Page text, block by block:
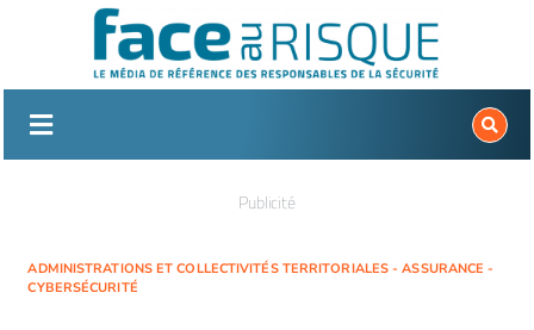
Publicité
ADMINISTRATIONS ET COLLECTIVITÉS TERRITORIALES - ASSURANCE -
CYBERSÉCURITÉ